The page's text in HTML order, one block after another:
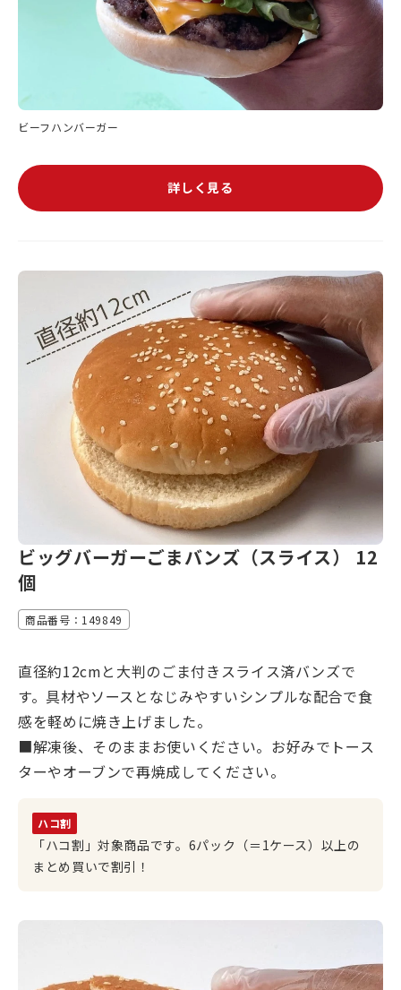
ビーフハンバーガー
詳しく見る
ビッグバーガーごまバンズ（スライス） 12
個
商品番号：149849
直径約12cmと大判のごま付きスライス済バンズで
す。具材やソースとなじみやすいシンプルな配合で食
感を軽めに焼き上げました。
■解凍後、そのままお使いください。お好みでトース
ターやオーブンで再焼成してください。
ハコ割
「ハコ割」対象商品です。6パック（＝1ケース）以上の
まとめ買いで割引！